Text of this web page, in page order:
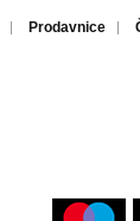
Prodavnice